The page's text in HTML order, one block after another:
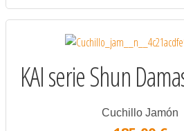
KAI serie Shun
Cuchillo Jamón